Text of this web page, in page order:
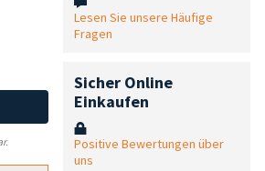
Lesen Sie unsere Häufige
Fragen
Sicher Online
Einkaufen
Positive Bewertungen über
uns